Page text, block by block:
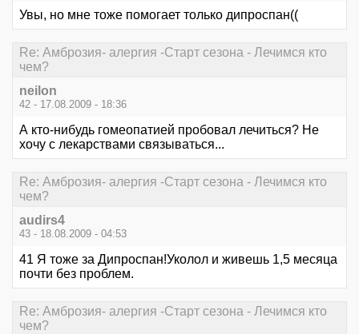
Увы, но мне тоже помогает только дипроспан((
Re: Амброзия- алергия -Старт сезона - Лечимся кто
чем?
neilon
42 - 17.08.2009 - 18:36
А кто-нибудь гомеопатией пробовал лечиться? Не
хочу с лекарствами связываться...
Re: Амброзия- алергия -Старт сезона - Лечимся кто
чем?
audirs4
43 - 18.08.2009 - 04:53
41 Я тоже за Дипроспан!Уколол и живешь 1,5 месяца
почти без проблем.
Re: Амброзия- алергия -Старт сезона - Лечимся кто
чем?